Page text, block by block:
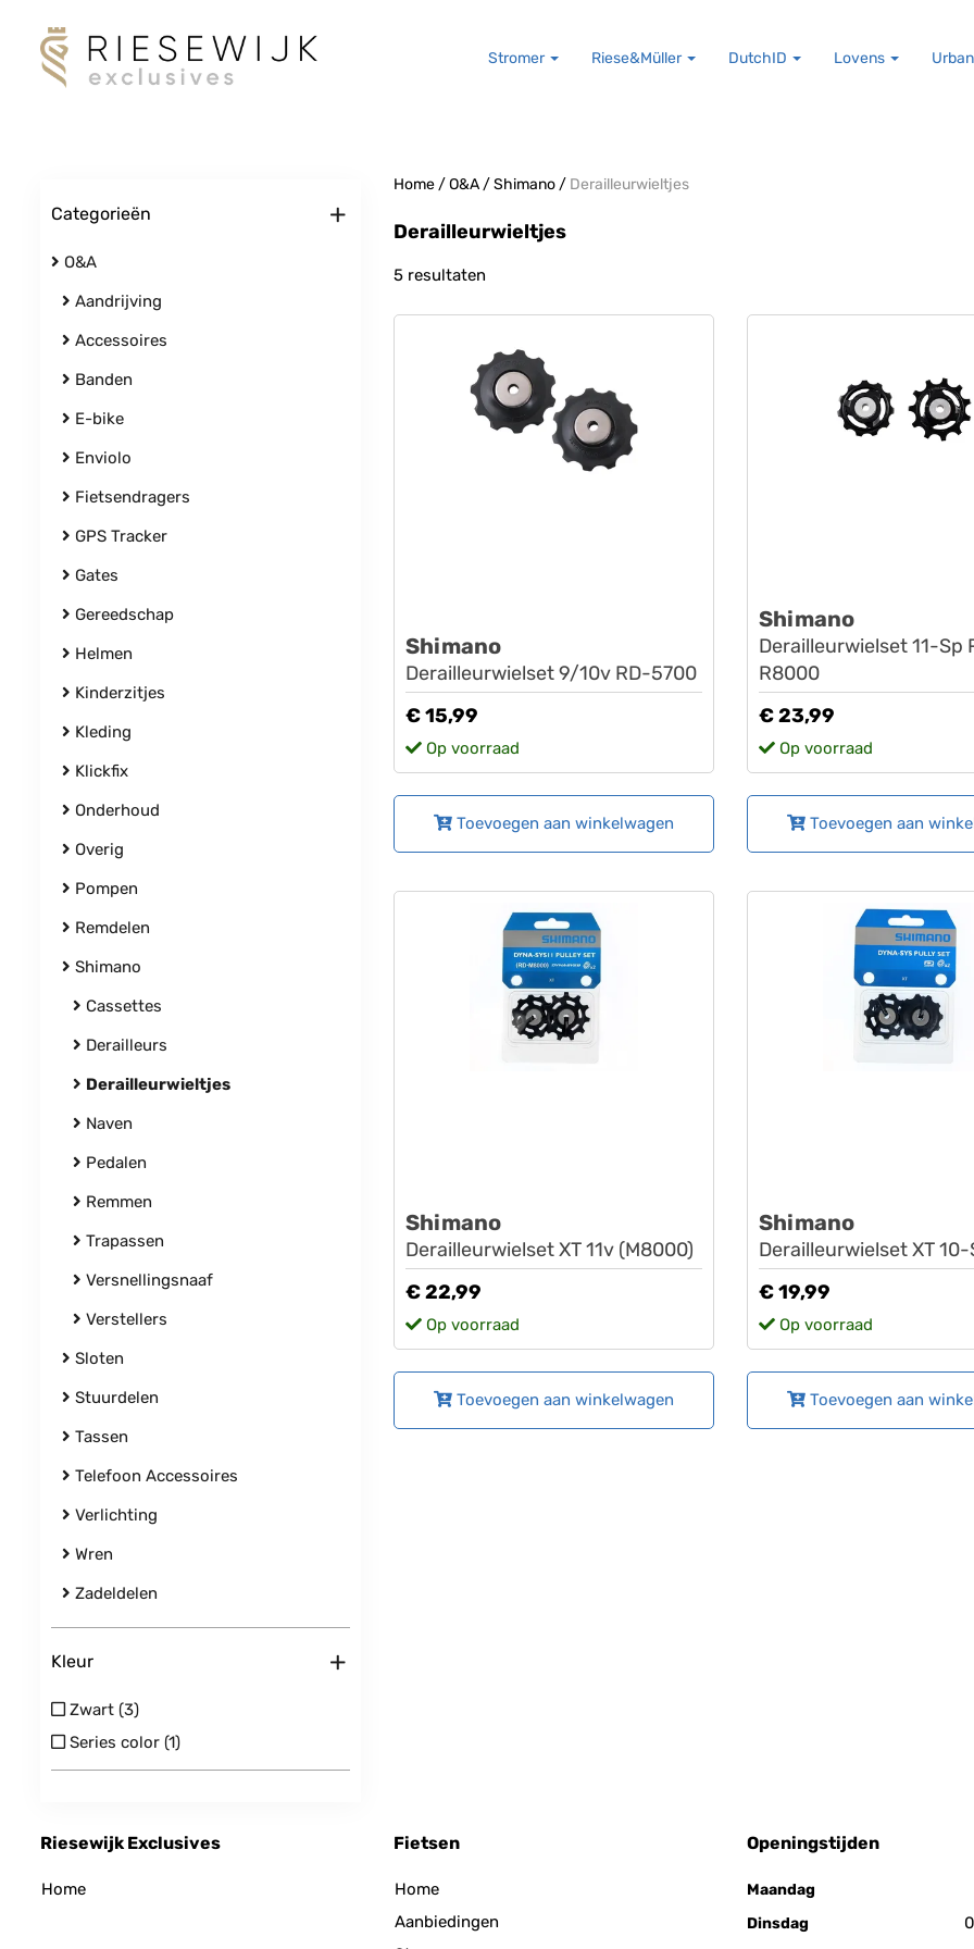
Stromer Riese&Müller DutchID Lovens
Categorieën +
O&A
Aandrijving
Accessoires
Banden
E-bike
Enviolo
Fietsendragers
GPS Tracker
Gates
Gereedschap
Helmen
Kinderzitjes
Kleding
Klickfix
Onderhoud
Overig
Pompen
Remdelen
Shimano
Cassettes
Derailleurs
Derailleurwieltjes
Naven
Pedalen
Remmen
Trapassen
Versnellingsnaaf
Verstellers
Sloten
Stuurdelen
Tassen
Telefoon Accessoires
Verlichting
Wren
Zadeldelen
Kleur +
Zwart (3)
Series color (1)
Home/O&A/Shimano/ Derailleurwieltjes
Derailleurwieltjes
5 resultaten
Shimano
Derailleurwielset 9/10v RD-5700
€ 15,99
Op voorraad
Toevoegen aan winkelwagen
Shimano
Derailleurwielset 11-Sp
R8000
€ 23,99
Op voorraad
Toevoegen aan
Shimano
Derailleurwielset XT 11v (M8000)
€ 22,99
Op voorraad
Toevoegen aan winkelwagen
Shimano
Derailleurwielset XT 10-
€ 19,99
Op voorraad
Toevoegen aan
Riesewijk Exclusives
Home
Fietsen
Home
Aanbiedingen
Openingstijden
Maandag
Dinsdag